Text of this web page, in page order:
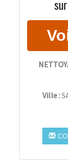
Ville :